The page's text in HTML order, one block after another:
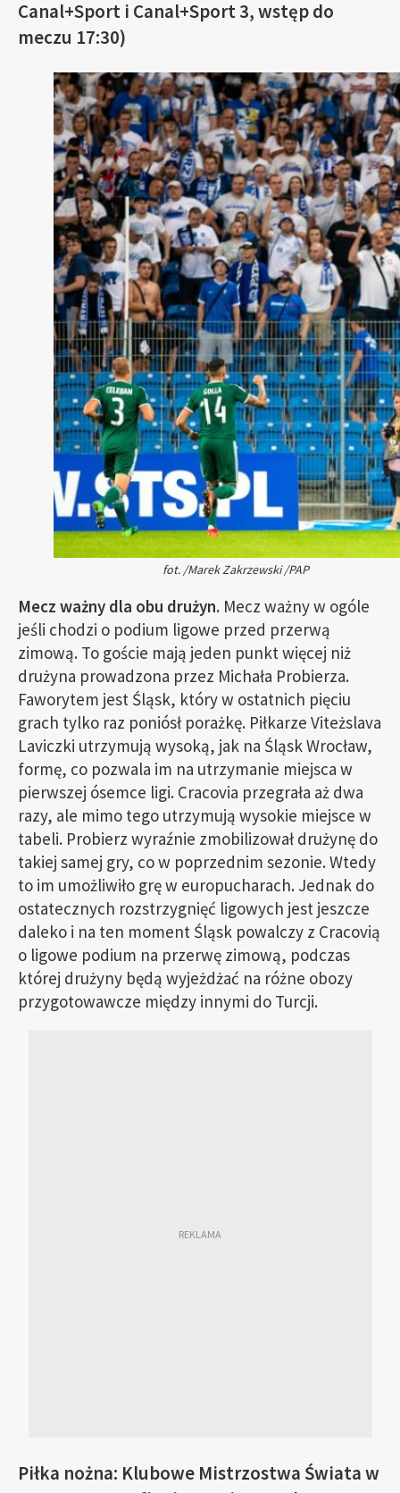
Canal+Sport i Canal+Sport 3, wstęp do
meczu 17:30)
fot. /Marek Zakrzewski /PAP
Mecz ważny dla obu drużyn. Mecz ważny w ogóle
jeśli chodzi o podium ligowe przed przerwą
zimową. To goście mają jeden punkt więcej niż
drużyna prowadzona przez Michała Probierza.
Faworytem jest Śląsk, który w ostatnich pięciu
grach tylko raz poniósł porażkę. Piłkarze Viteżslava
Laviczki utrzymują wysoką, jak na Śląsk Wrocław,
formę, co pozwala im na utrzymanie miejsca w
pierwszej ósemce ligi. Cracovia przegrała aż dwa
razy, ale mimo tego utrzymują wysokie miejsce w
tabeli. Probierz wyraźnie zmobilizował drużynę do
takiej samej gry, co w poprzednim sezonie. Wtedy
to im umożliwiło grę w europucharach. Jednak do
ostatecznych rozstrzygnięć ligowych jest jeszcze
daleko i na ten moment Śląsk powalczy z Cracovią
o ligowe podium na przerwę zimową, podczas
której drużyny będą wyjeżdżać na różne obozy
przygotowawcze między innymi do Turcji.
Piłka nożna: Klubowe Mistrzostwa Świata w